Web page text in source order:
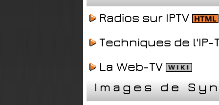
Radios sur IPTV
Techniques de l'IP-
La Web-TV
Images de